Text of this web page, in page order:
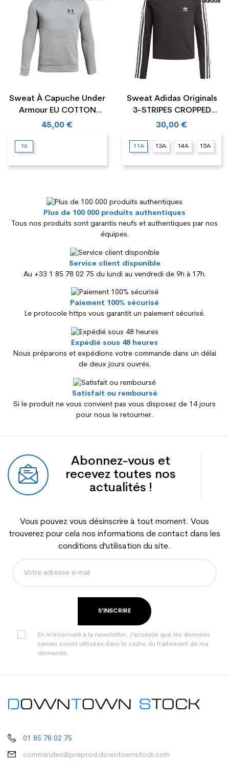
Sweat À Capuche Under
Armour EU COTTON
FLEECE
45,00 €
16
Sweat Adidas Originals
3-STRIPES CROPPED
Junior
30,00 €
11A 13A 14A 15A
Plus de 100 000 produits authentiques
Tous nos produits sont garantis neufs et authentiques par nos
équipes.
Service client disponible
Au +33 1 85 78 02 75 du lundi au vendredi de 9h à 17h.
Paiement 100% sécurisé
Le protocole https vous garantit un paiement sécurisé.
Expédié sous 48 heures
Nous préparons et expédions votre commande dans un délai
de deux jours ouvrés.
Satisfait ou remboursé
Si le produit ne vous convient pas vous disposez de 14 jours
pour nous le retourner.
Abonnez-vous et
recevez toutes nos
actualités !
Vous pouvez vous désinscrire à tout moment. Vous
trouverez pour cela nos informations de contact dans les
conditions d'utilisation du site.
S'INSCRIRE
En m'inscrivant à la newsletter, j'accepte que les données
saisies soient utilisées dans le cadre du traitement de ma
demande.
01 85 78 02 75
commandes@preprod.downtownstock.com